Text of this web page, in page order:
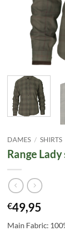
DAMES / SHIRTS
Range
€49,95
Main Fabric: